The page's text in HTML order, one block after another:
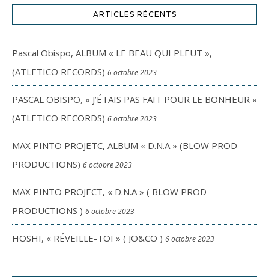
ARTICLES RÉCENTS
Pascal Obispo, ALBUM « LE BEAU QUI PLEUT »,
(ATLETICO RECORDS) 6 octobre 2023
PASCAL OBISPO, « J’ÉTAIS PAS FAIT POUR LE BONHEUR »
(ATLETICO RECORDS) 6 octobre 2023
MAX PINTO PROJETC, ALBUM « D.N.A » (BLOW PROD
PRODUCTIONS) 6 octobre 2023
MAX PINTO PROJECT, « D.N.A » ( BLOW PROD
PRODUCTIONS ) 6 octobre 2023
HOSHI, « RÉVEILLE-TOI » ( JO&CO ) 6 octobre 2023